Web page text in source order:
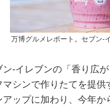
万博グルメレポート。セブン-
-イレブンの「香り広
マシンで作りたてを提
アップに加わり、今年